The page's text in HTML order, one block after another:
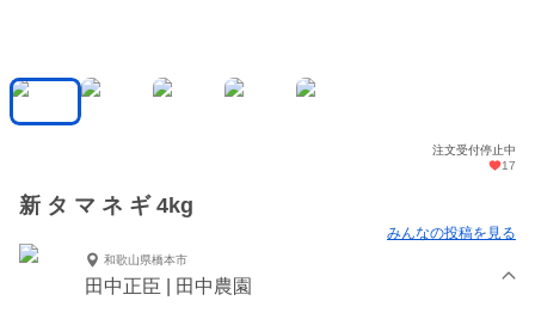
注文受付停止中
17
新 タ マ ネ ギ 4kg
みんなの投稿を見る
和歌山県橋本市
田中正臣 | 田中農園